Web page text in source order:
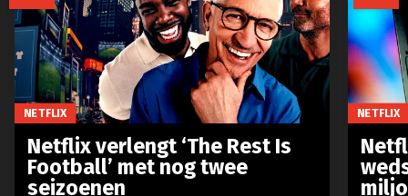
NETFLIX
Netflix verlengt ‘The Rest Is
Football’ met nog twee
seizoenen
NETFLIX